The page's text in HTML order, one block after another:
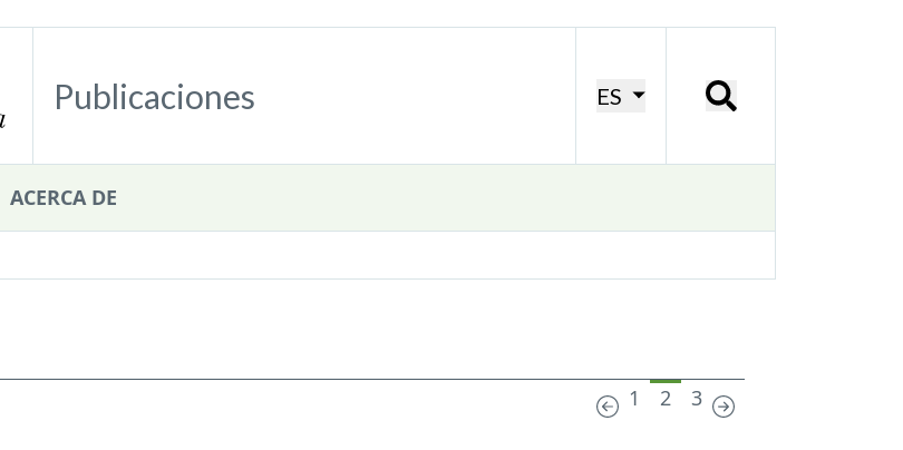
Publicaciones ES
ACERCA DE
1 2 3